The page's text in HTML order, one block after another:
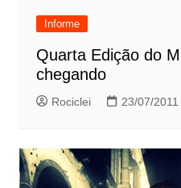
Informe
Quarta Edição do
chegando
Rociclei 23/07/2011